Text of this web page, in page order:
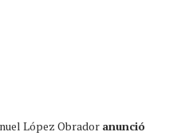
López Obrador anunció